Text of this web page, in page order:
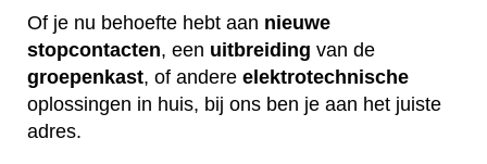
Of je nu behoefte hebt aan nieuwe
stopcontacten, een uitbreiding van de
groepenkast, of andere elektrotechnische
oplossingen in huis, bij ons ben je aan het juiste
adres.